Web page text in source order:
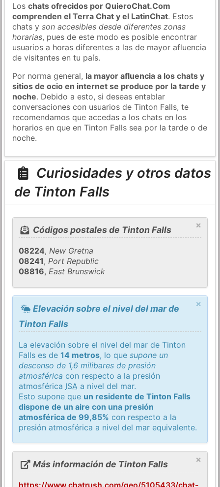
Loschats ofrecidos por QuieroChat.Com
comprenden el Terra Chat y el LatinChat. Estos
chats yson accesibles desde diferentes zonas
horarias, pues de este modo es posible encontrar
usuarios a horas diferentes a las de mayor afluencia
de visitantes en tu país.
Por norma general, la mayor afluencia a los chats y
sitios de ocio en internet se produce por la tarde y
noche. Debido a esto, si deseas entablar
conversaciones con usuarios de Tinton Falls, te
recomendamos que accedas a los chats en los
horarios en que en Tinton Falls sea por la tarde o de
noche.
Curiosidades y otros datos
de Tinton Falls
×
Códigos postales de Tinton Falls
08224,New Gretna
08241,Port Republic
08816,East Brunswick
×
Elevación sobre el nivel del mar de
Tinton Falls
La elevación sobre el nivel del mar de Tinton
Falls es de14 metros, lo quesupone un
descenso de 1,6 milibares de presión
atmosférica con respecto a la presión
atmosférica ISA a nivel del mar.
Esto supone que un residente de Tinton Falls
dispone de un aire con una presión
atmosférica de 99,85% con respecto a la
presión atmosférica a nivel del mar equivalente.
×
Más información de Tinton Falls
https://www.chatrush.com/geo/5105433/chat-